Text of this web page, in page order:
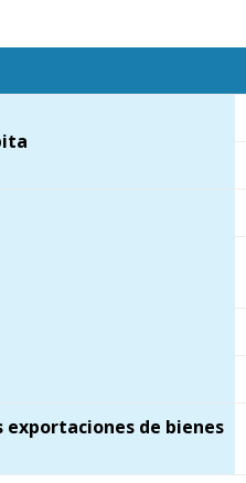
exportaciones de bienes